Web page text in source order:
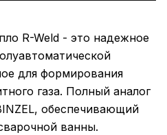
R-Weld - это надежное
для формирования
газа. Полный аналог
обеспечивающий
ванны.